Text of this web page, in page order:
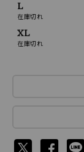
L
在庫切れ
XL
在庫切れ